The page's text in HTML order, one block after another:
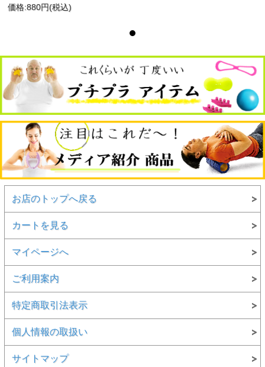
価格:880円(税込)
お店のトップへ戻る
カートを見る
マイページへ
ご利用案内
特定商取引法表示
個人情報の取扱い
サイトマップ